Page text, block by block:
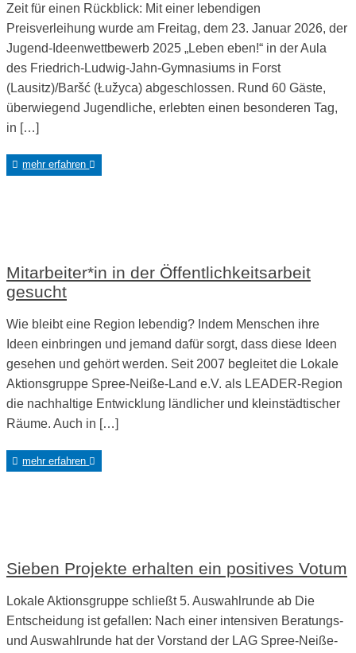
Zeit für einen Rückblick: Mit einer lebendigen
Preisverleihung wurde am Freitag, dem 23. Januar 2026, der
Jugend-Ideenwettbewerb 2025 „Leben eben!“ in der Aula
des Friedrich-Ludwig-Jahn-Gymnasiums in Forst
(Lausitz)/Baršć (Łužyca) abgeschlossen. Rund 60 Gäste,
überwiegend Jugendliche, erlebten einen besonderen Tag,
in […]
mehr erfahren
Mitarbeiter*in in der Öffentlichkeitsarbeit
gesucht
Wie bleibt eine Region lebendig? Indem Menschen ihre
Ideen einbringen und jemand dafür sorgt, dass diese Ideen
gesehen und gehört werden. Seit 2007 begleitet die Lokale
Aktionsgruppe Spree-Neiße-Land e.V. als LEADER-Region
die nachhaltige Entwicklung ländlicher und kleinstädtischer
Räume. Auch in […]
mehr erfahren
Sieben Projekte erhalten ein positives Votum
Lokale Aktionsgruppe schließt 5. Auswahlrunde ab Die
Entscheidung ist gefallen: Nach einer intensiven Beratungs-
und Auswahlrunde hat der Vorstand der LAG Spree-Neiße-